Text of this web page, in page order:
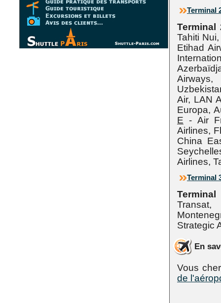
Terminal
Terminal
Tahiti
Etihad
Airways,
Air, LAN
Europa,
E - Air
Airlines,
China
Airlines,
Terminal
Terminal
Strategic
En
Vous
de